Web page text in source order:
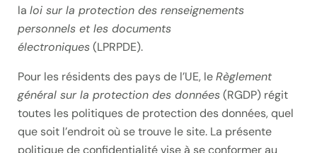
la loi sur la protection des renseignements
personnels et les documents
électroniques(LPRPDE).
Pour les résidents des pays de l’UE, leRèglement
général sur la protection des données(RGDP) régit
toutes les politiques de protection des données, quel
que soit l’endroit où se trouve le site. La présente
politique de confidentialité vise à se conformer au